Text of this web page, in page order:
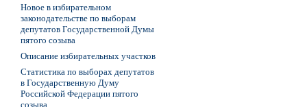
Новое в избирательном
законодательстве по выборам
депутатов Государственной Думы
пятого созыва
Описание избирательных участков
Статистика по выборах депутатов
в Государственную Думу
Российской Федерации пятого
созыва